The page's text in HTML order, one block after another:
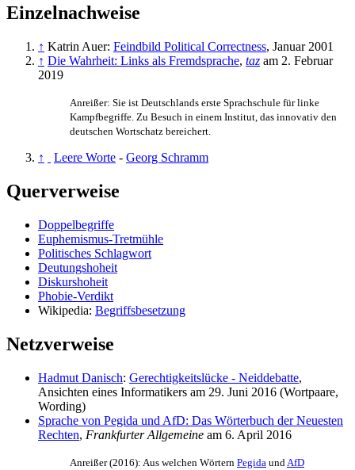
Einzelnachweise
↑ Katrin Auer: Feindbild Political Correctness, Januar 2001
↑ Die Wahrheit: Links als Fremdsprache, taz am 2. Februar
2019
Anreißer: Sie ist Deutschlands erste Sprachschule für linke
Kampfbegriffe. Zu Besuch in einem Institut, das innovativ den
deutschen Wortschatz bereichert.
↑ Leere Worte - Georg Schramm
Querverweise
Doppelbegriffe
Euphemismus-Tretmühle
Politisches Schlagwort
Deutungshoheit
Diskurshoheit
Phobie-Verdikt
Wikipedia: Begriffsbesetzung
Netzverweise
Hadmut Danisch: Gerechtigkeitslücke - Neiddebatte,
Ansichten eines Informatikers am 29. Juni 2016 (Wortpaare,
Wording)
Sprache von Pegida und AfD: Das Wörterbuch der Neuesten
Rechten, Frankfurter Allgemeine am 6. April 2016
Anreißer (2016): Aus welchen Wörtern Pegida undAfD